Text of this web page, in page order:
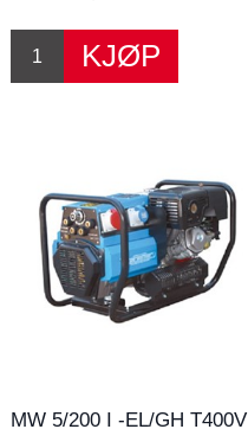
MW 5/200 I -EL/GH T400V